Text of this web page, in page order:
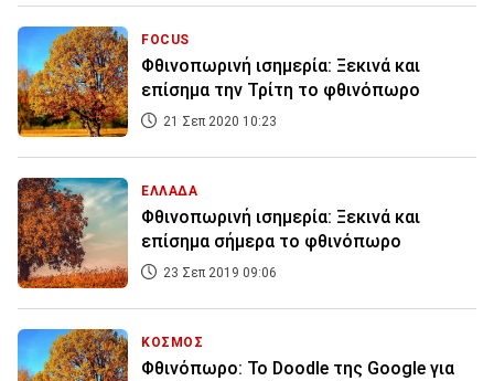
FOCUS
Φθινοπωρινή ισημερία: Ξεκινά και
επίσημα την Τρίτη το φθινόπωρο
21 Σεπ 2020 10:23
ΕΛΛΑΔΑ
Φθινοπωρινή ισημερία: Ξεκινά και
επίσημα σήμερα το φθινόπωρο
23 Σεπ 2019 09:06
ΚΟΣΜΟΣ
Φθινόπωρο: Το Doodle της Google για